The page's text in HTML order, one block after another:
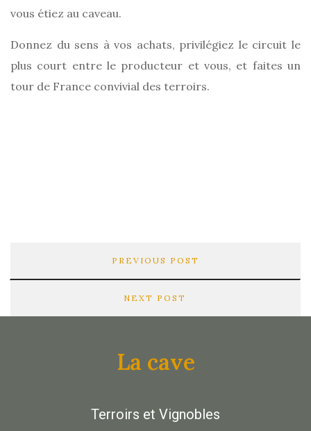
vous étiez au caveau.
Donnez du sens à vos achats, privilégiez le circuit le
plus court entre le producteur et vous, et faites un
tour de France convivial des terroirs.
PREVIOUS POST
NEXT POST
La cave
Terroirs et Vignobles